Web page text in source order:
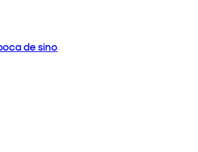
de sino